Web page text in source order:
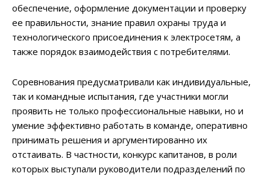
обеспечение, оформление документации и проверку
ее правильности, знание правил охраны труда и
технологического присоединения к электросетям, а
также порядок взаимодействия с потребителями.
Соревнования предусматривали как индивидуальные,
так и командные испытания, где участники могли
проявить не только профессиональные навыки, но и
умение эффективно работать в команде, оперативно
принимать решения и аргументированно их
отстаивать. В частности, конкурс капитанов, в роли
которых выступали руководители подразделений по